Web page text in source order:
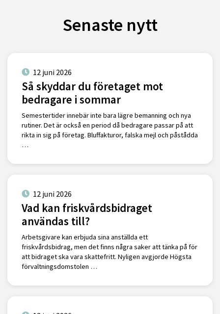
Senaste nytt
12 juni 2026
Så skyddar du företaget mot
bedragare i sommar
Semestertider innebär inte bara lägre bemanning och nya
rutiner. Det är också en period då bedragare passar på att
rikta in sig på företag. Bluffakturor, falska mejl och påstådda
…
12 juni 2026
Vad kan friskvårdsbidraget
användas till?
Arbetsgivare kan erbjuda sina anställda ett
friskvårdsbidrag, men det finns några saker att tänka på för
att bidraget ska vara skattefritt. Nyligen avgjorde Högsta
förvaltningsdomstolen …